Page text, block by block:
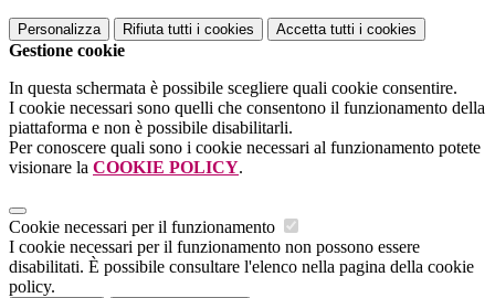
Personalizza Rifiuta tutti i cookies Accetta tutti i cookies
Gestione cookie
In questa schermata è possibile scegliere quali cookie consentire.
I cookie necessari sono quelli che consentono il funzionamento della
piattaforma e non è possibile disabilitarli.
Per conoscere quali sono i cookie necessari al funzionamento potete
visionare la COOKIE POLICY.
Cookie necessari per il funzionamento
I cookie necessari per il funzionamento non possono essere
disabilitati. È possibile consultare l'elenco nella pagina della cookie
policy.